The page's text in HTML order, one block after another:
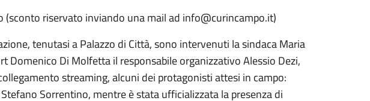
riservato inviando una mail ad info@curincampo.it)
tenutasi a Palazzo di Città, sono intervenuti la sindaca Maria
Domenico Di Molfetta il responsabile organizzativo Alessio Dezi,
streaming, alcuni dei protagonisti attesi in campo:
Sorrentino, mentre è stata ufficializzata la presenza di